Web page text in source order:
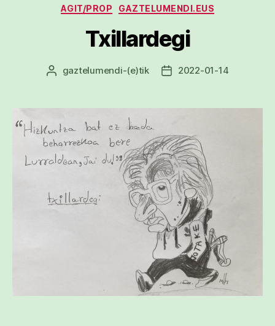
Kategoriak
AGIT/PROP GAZTELUMENDI.EUS
Txillardegi
Argitalpenaren
gaztelumendi-(e)tik
Argitalpenaren
2022-01-14